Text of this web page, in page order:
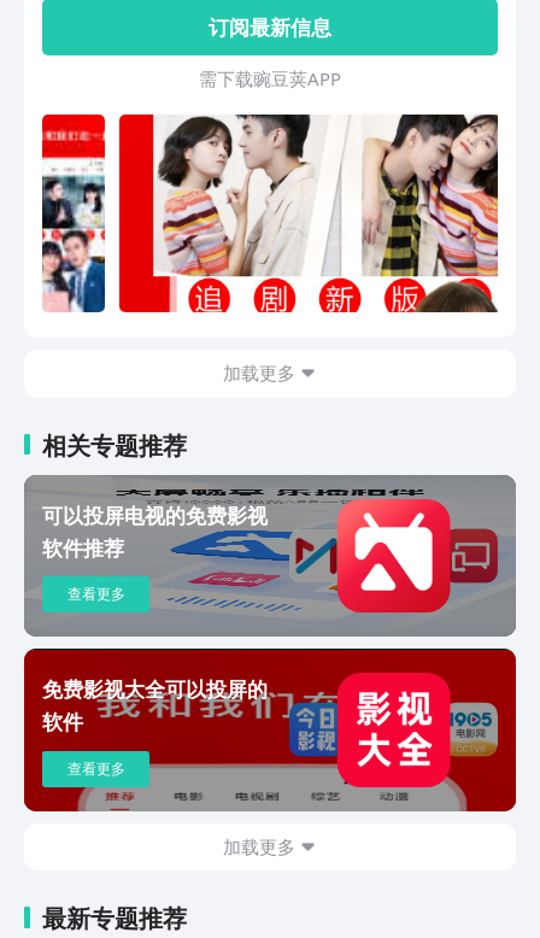
内容抢先看，追剧影视大全致力为用户提
供无与伦比的观看体验，就是要给你好
看！
订阅最新信息
需 下 载 豌 豆 荚 A P P
加载更多
相关专题推荐
可以投屏电视的免费影视
软件推荐
查看更多
免费影视大全可以投屏的
软件
查看更多
加载更多
最新专题推荐